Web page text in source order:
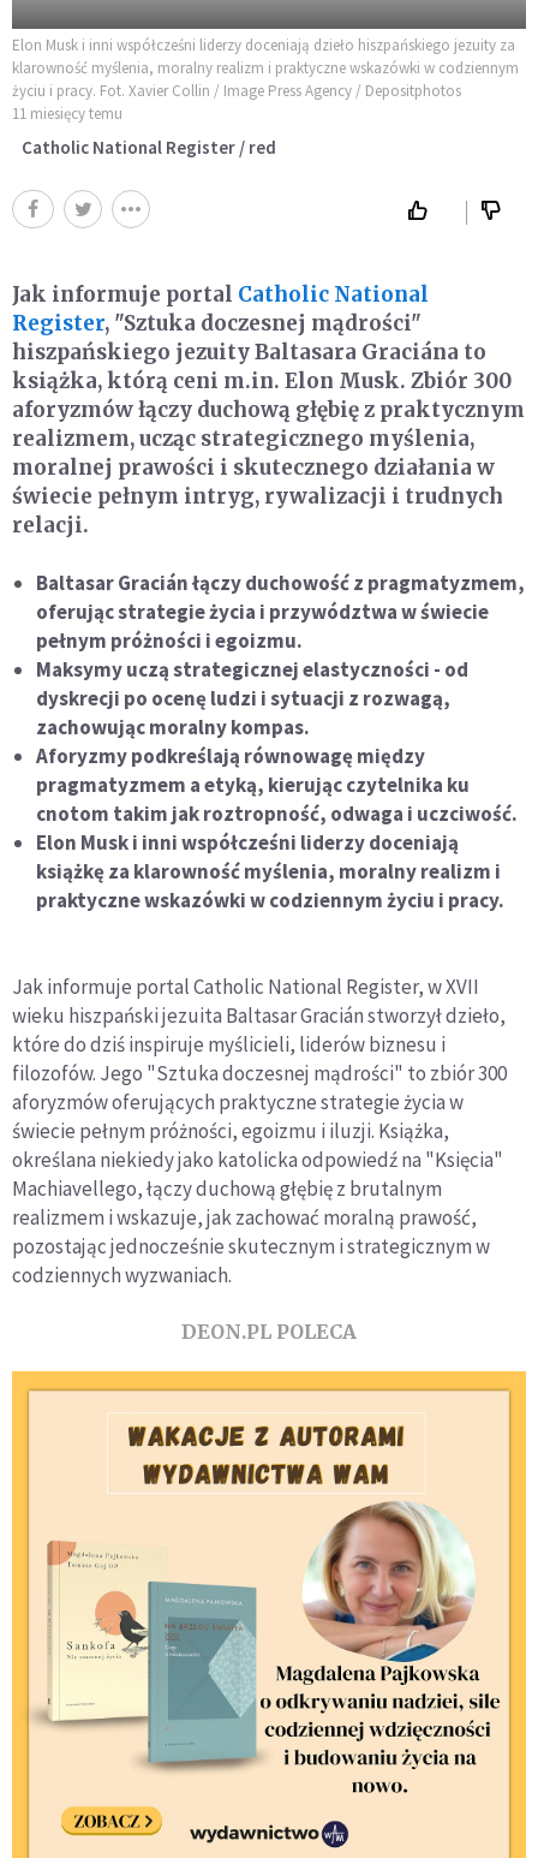
Elon Musk i inni współcześni liderzy doceniają dzieło hiszpańskiego jezuity za
klarowność myślenia, moralny realizm i praktyczne wskazówki w codziennym
życiu i pracy. Fot. Xavier Collin / Image Press Agency / Depositphotos
11 miesięcy temu
Catholic National Register / red
Jak informuje portal Catholic National
Register, "Sztuka doczesnej mądrości"
hiszpańskiego jezuity Baltasara Graciána to
książka, którą ceni m.in. Elon Musk. Zbiór 300
aforyzmów łączy duchową głębię z praktycznym
realizmem, ucząc strategicznego myślenia,
moralnej prawości i skutecznego działania w
świecie pełnym intryg, rywalizacji i trudnych
relacji.
Baltasar Gracián łączy duchowość z pragmatyzmem,
oferując strategie życia i przywództwa w świecie
pełnym próżności i egoizmu.
Maksymy uczą strategicznej elastyczności - od
dyskrecji po ocenę ludzi i sytuacji z rozwagą,
zachowując moralny kompas.
Aforyzmy podkreślają równowagę między
pragmatyzmem a etyką, kierując czytelnika ku
cnotom takim jak roztropność, odwaga i uczciwość.
Elon Musk i inni współcześni liderzy doceniają
książkę za klarowność myślenia, moralny realizm i
praktyczne wskazówki w codziennym życiu i pracy.
Jak informuje portal Catholic National Register, w XVII
wieku hiszpański jezuita Baltasar Gracián stworzył dzieło,
które do dziś inspiruje myślicieli, liderów biznesu i
filozofów. Jego "Sztuka doczesnej mądrości" to zbiór 300
aforyzmów oferujących praktyczne strategie życia w
świecie pełnym próżności, egoizmu i iluzji. Książka,
określana niekiedy jako katolicka odpowiedź na "Księcia"
Machiavellego, łączy duchową głębię z brutalnym
realizmem i wskazuje, jak zachować moralną prawość,
pozostając jednocześnie skutecznym i strategicznym w
codziennych wyzwaniach.
DEON.PL POLECA